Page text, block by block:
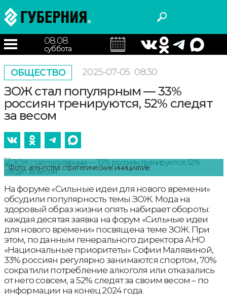
08.08
суббота
ОБЩЕСТВО 2025-07-05 08:30
ЗОЖ стал популярным — 33%
россиян тренируются, 52% следят
за весом
Фото: агентства стратегических инициатив
На форуме «Сильные идеи для нового времени»
обсудили популярность темы ЗОЖ. Мода на
здоровый образ жизни опять набирает обороты:
каждая десятая заявка на форум «Сильные идеи
для нового времени» посвящена теме ЗОЖ. При
этом, по данным генерального директора АНО
«Национальные приоритеты» Софии Малявиной,
33% россиян регулярно занимаются спортом, 70%
сократили потребление алкоголя или отказались
от него совсем, а 52% следят за своим весом – по
информации на конец 2024 года.